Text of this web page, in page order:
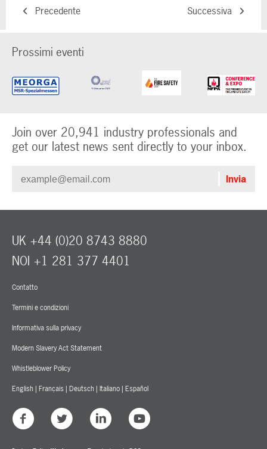
Precedente
Successiva
Prossimi eventi
Join over 20,941 industry professionals and
get our latest news sent directly to your inbox.
Contatto
Termini e condizioni
Informativa sulla privacy
Modern Slavery Act Statement
Whistleblower Policy
English | Français | Deutsch | Italiano | Español
UK +44 (0)20 8743 8880
NOI +1 281 377 4401